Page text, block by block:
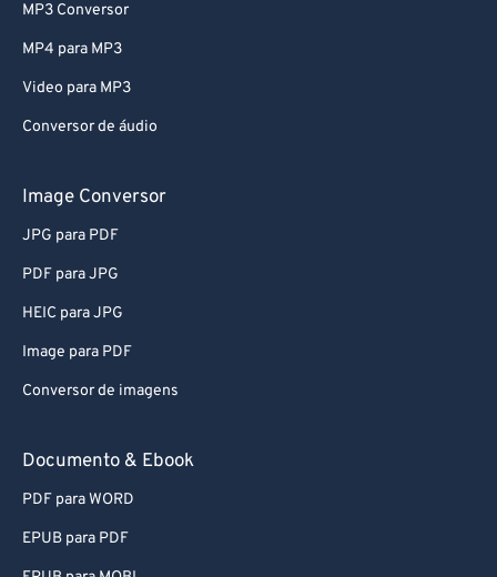
MP3 Conversor
MP4 para MP3
Video para MP3
Conversor de áudio
Image Conversor
JPG para PDF
PDF para JPG
HEIC para JPG
Image para PDF
Conversor de imagens
Documento & Ebook
PDF para WORD
EPUB para PDF